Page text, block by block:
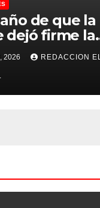
de que la
dejó firme la
la Justicia
pudo
ni un
CFK
2026 REDACCION EL